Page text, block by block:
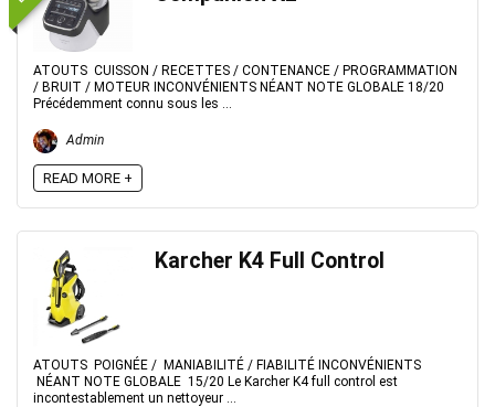
ATOUTS CUISSON / RECETTES / CONTENANCE / PROGRAMMATION
/ BRUIT / MOTEUR INCONVÉNIENTS NÉANT NOTE GLOBALE 18/20
Précédemment connu sous les ...
Admin
READ MORE +
Karcher K4 Full Control
ATOUTS POIGNÉE / MANIABILITÉ / FIABILITÉ INCONVÉNIENTS
NÉANT NOTE GLOBALE 15/20 Le Karcher K4 full control est
incontestablement un nettoyeur ...